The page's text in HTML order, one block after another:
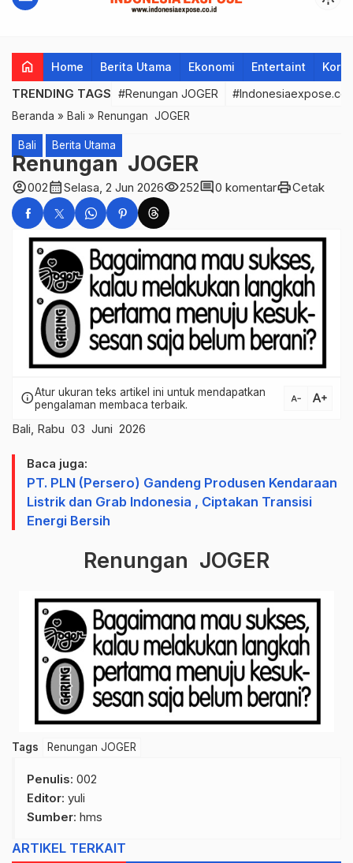
home Home Berita Utama Ekonomi Entertaint
TRENDING TAGS #Renungan JOGER
Beranda » Bali » Renungan JOGER
Bali Berita Utama
Renungan JOGER
account_circle002calendar_monthSelasa, 2 Jun 2026visibility252comment0 komentarprintCetak
infoAtur ukuran teks artikel ini untuk mendapatkan
pengalaman membaca terbaik.
text_decrease text_increase
Bali, Rabu 03 Juni 2026
Baca juga:
PT. PLN (Persero) Gandeng Produsen Kendaraan
Listrik dan Grab Indonesia , Ciptakan Transisi
Energi Bersih
Renungan JOGER
Tags Renungan JOGER
Penulis: 002
Editor: yuli
Sumber: hms
ARTIKEL TERKAIT